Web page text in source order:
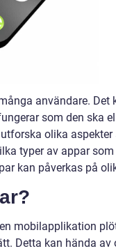
användare. Det
som den ska
olika aspekter
typer av appar
kan påverkas på
mobilapplikation
Detta kan hända av